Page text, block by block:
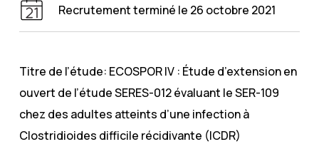
Recrutement terminé le 26 octobre 2021
Titre de l’étude: ECOSPOR IV : Étude d’extension en
ouvert de l’étude SERES-012 évaluant le SER-109
chez des adultes atteints d’une infection à
Clostridioides difficile récidivante (ICDR)